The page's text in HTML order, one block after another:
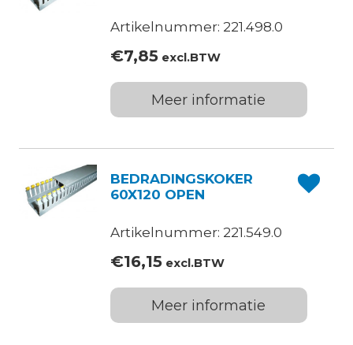
Artikelnummer: 221.498.0
€7,85excl.BTW
Meer informatie
BEDRADINGSKOKER
60X120 OPEN
Artikelnummer: 221.549.0
€16,15excl.BTW
Meer informatie